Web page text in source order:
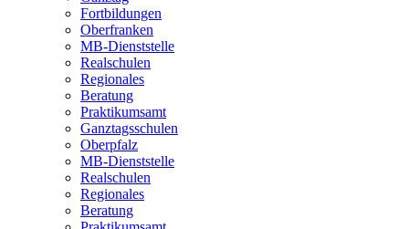
Fortbildungen
Oberfranken
MB-Dienststelle
Realschulen
Regionales
Beratung
Praktikumsamt
Ganztagsschulen
Oberpfalz
MB-Dienststelle
Realschulen
Regionales
Beratung